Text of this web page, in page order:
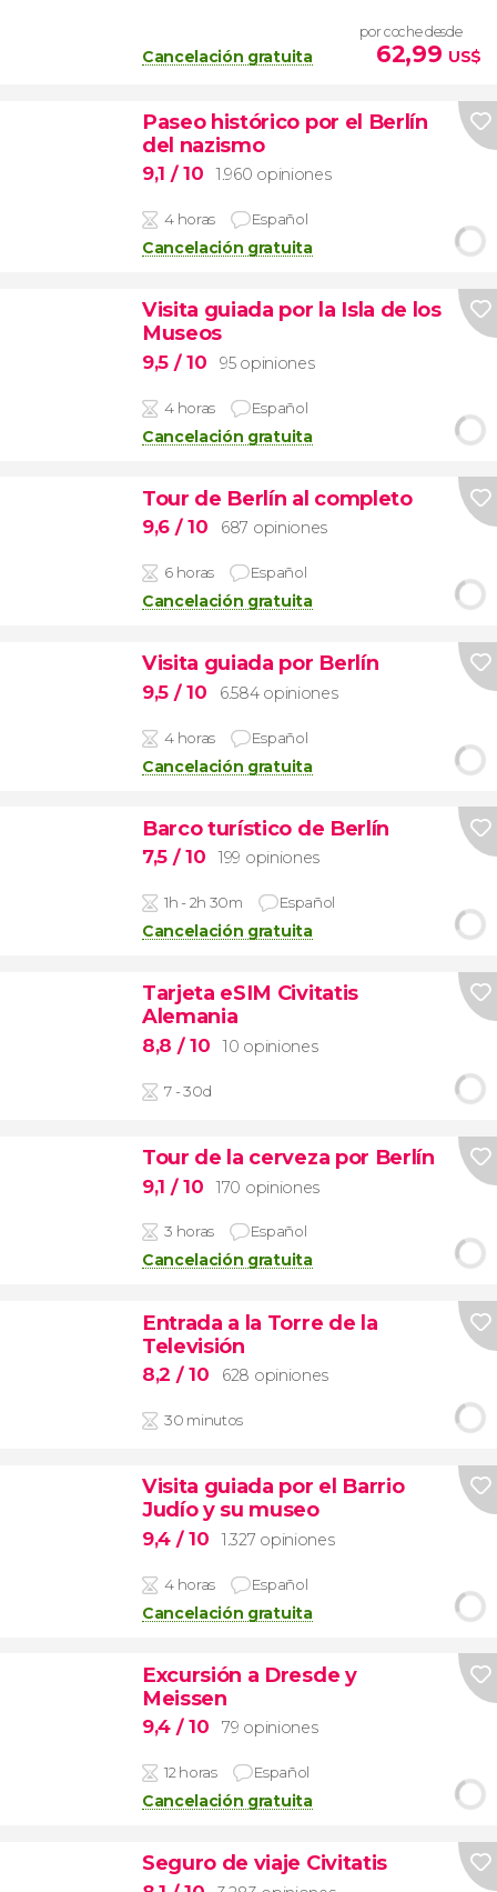
Cancelación gratuita
por coche desde
62,99 US$
Paseo histórico por el Berlín
del nazismo
9,1 / 10 1.960 opiniones
4 horas Español
Cancelación gratuita
Visita guiada por la Isla de los
Museos
9,5 / 10 95 opiniones
4 horas Español
Cancelación gratuita
Tour de Berlín al completo
9,6 / 10 687 opiniones
6 horas Español
Cancelación gratuita
Visita guiada por Berlín
9,5 / 10 6.584 opiniones
4 horas Español
Cancelación gratuita
Barco turístico de Berlín
7,5 / 10 199 opiniones
1h - 2h 30m Español
Cancelación gratuita
Tarjeta eSIM Civitatis
Alemania
8,8 / 10 10 opiniones
7 - 30d
Tour de la cerveza por Berlín
9,1 / 10 170 opiniones
3 horas Español
Cancelación gratuita
Entrada a la Torre de la
Televisión
8,2 / 10 628 opiniones
30 minutos
Visita guiada por el Barrio
Judío y su museo
9,4 / 10 1.327 opiniones
4 horas Español
Cancelación gratuita
Excursión a Dresde y
Meissen
9,4 / 10 79 opiniones
12 horas Español
Cancelación gratuita
Seguro de viaje Civitatis